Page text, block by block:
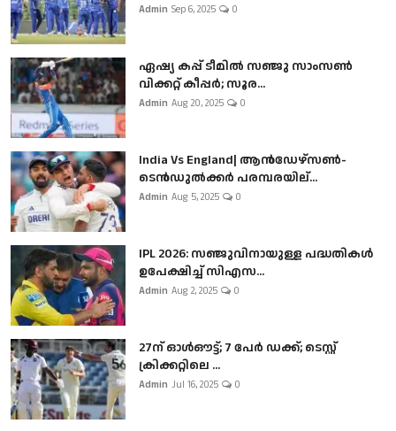
Admin Sep 6, 2025 0
ഏഷ്യ കപ്പ് ടീമിൽ സഞ്ജു സാംസൺ
വിക്കറ്റ് കീപ്പർ; സൂര...
Admin Aug 20, 2025 0
India Vs England| ആൻഡേഴ്സൺ-
ടെൻഡുല്‍ക്കർ പരമ്പരയില്...
Admin Aug 5, 2025 0
IPL 2026: സഞ്ജുവിനായുള്ള പദ്ധതികൾ
ഉപേക്ഷിച്ച് സിഎസ...
Admin Aug 2, 2025 0
27ന് ഓൾഔട്ട്; 7 പേർ ഡക്ക്; ടെസ്റ്റ്
ക്രിക്കറ്റിലെ ...
Admin Jul 16, 2025 0